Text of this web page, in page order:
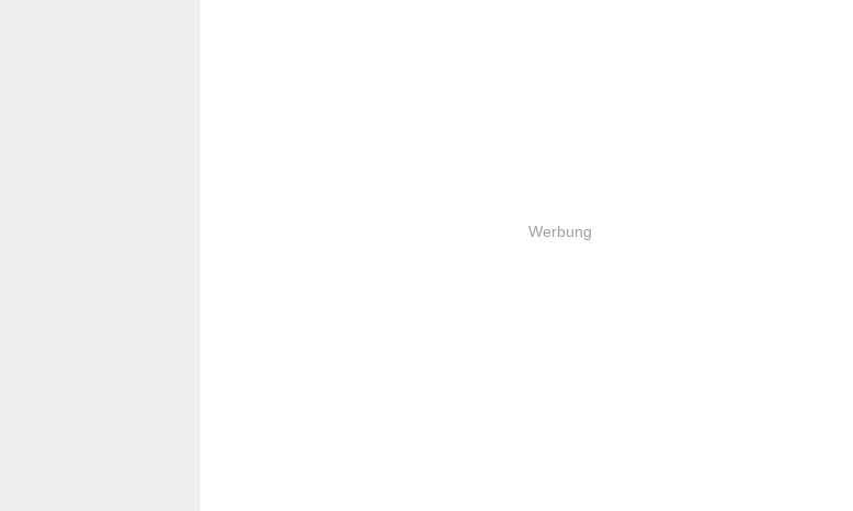
Werbung